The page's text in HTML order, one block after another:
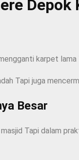
Depok
karpet
Tapi juga
Besar
Tapi dalam